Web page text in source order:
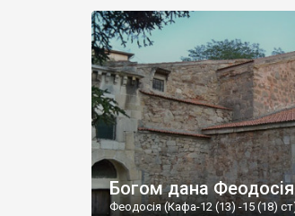
Богом дана
Феодосія (Кафа-12 (13) -15 (18)